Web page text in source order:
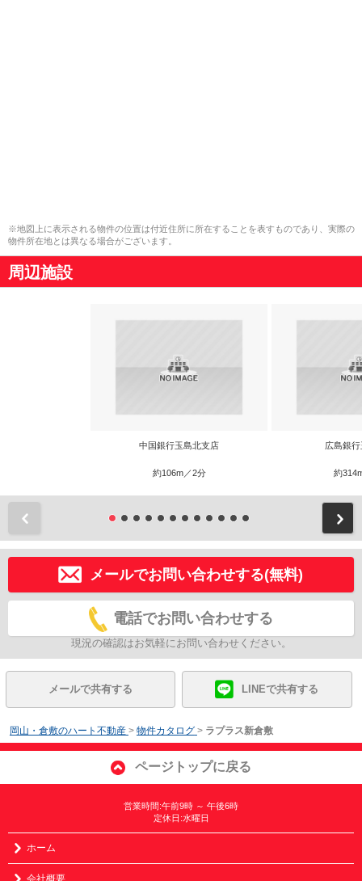
※地図上に表示される物件の位置は付近住所に所在することを表すものであり、実際の
物件所在地とは異なる場合がございます。
周辺施設
中国銀行玉島北支店
約106m／2分
広島銀
約
メールでお問い合わせする(無料)
電話でお問い合わせする
現況の確認はお気軽にお問い合わせください。
メールで共有する LINEで共有する
岡山・倉敷のハート不動産 > 物件カタログ > ラプラス新倉敷
ページトップに戻る
営業時間:午前9時 ～ 午後6時
定休日:水曜日
ホーム
会社概要